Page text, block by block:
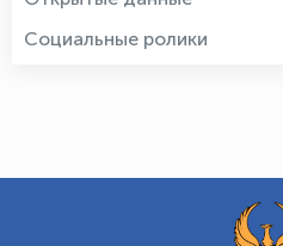
Социальные ролики